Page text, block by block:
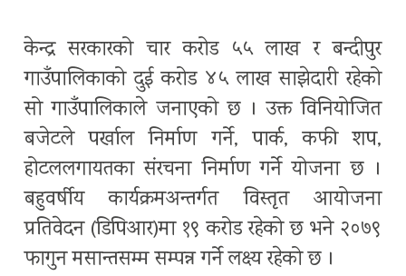
केन्द्र सरकारको चार करोड ५५ लाख र बन्दीपुर
गाउँपालिकाको दुई करोड ४५ लाख साझेदारी रहेको
सो गाउँपालिकाले जनाएको छ । उक्त विनियोजित
बजेटले पर्खाल निर्माण गर्ने, पार्क, कफी शप,
होटललगायतका संरचना निर्माण गर्ने योजना छ ।
बहुवर्षीय कार्यक्रमअन्तर्गत विस्तृत आयोजना
प्रतिवेदन (डिपिआर)मा १९ करोड रहेको छ भने २०७९
फागुन मसान्तसम्म सम्पन्न गर्ने लक्ष्य रहेको छ ।